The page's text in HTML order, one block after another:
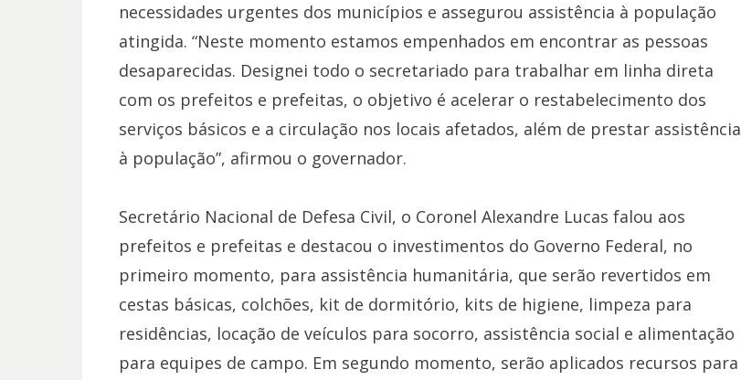
necessidades urgentes dos municípios e assegurou assistência à população
atingida. “Neste momento estamos empenhados em encontrar as pessoas
desaparecidas. Designei todo o secretariado para trabalhar em linha direta
com os prefeitos e prefeitas, o objetivo é acelerar o restabelecimento dos
serviços básicos e a circulação nos locais afetados, além de prestar assistência
à população”, afirmou o governador.
Secretário Nacional de Defesa Civil, o Coronel Alexandre Lucas falou aos
prefeitos e prefeitas e destacou o investimentos do Governo Federal, no
primeiro momento, para assistência humanitária, que serão revertidos em
cestas básicas, colchões, kit de dormitório, kits de higiene, limpeza para
residências, locação de veículos para socorro, assistência social e alimentação
para equipes de campo. Em segundo momento, serão aplicados recursos para